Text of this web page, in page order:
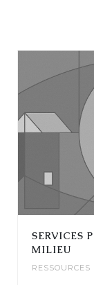
SERVICES
MILIEU
RESSOURCES